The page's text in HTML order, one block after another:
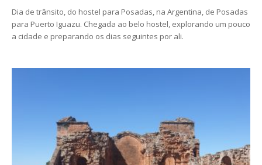
Dia de trânsito, do hostel para Posadas, na Argentina, de Posadas
para Puerto Iguazu. Chegada ao belo hostel, explorando um pouco
a cidade e preparando os dias seguintes por ali.